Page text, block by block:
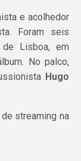
e acolhedor
Foram seis
de Lisboa, em
No palco,
Hugo
streaming na